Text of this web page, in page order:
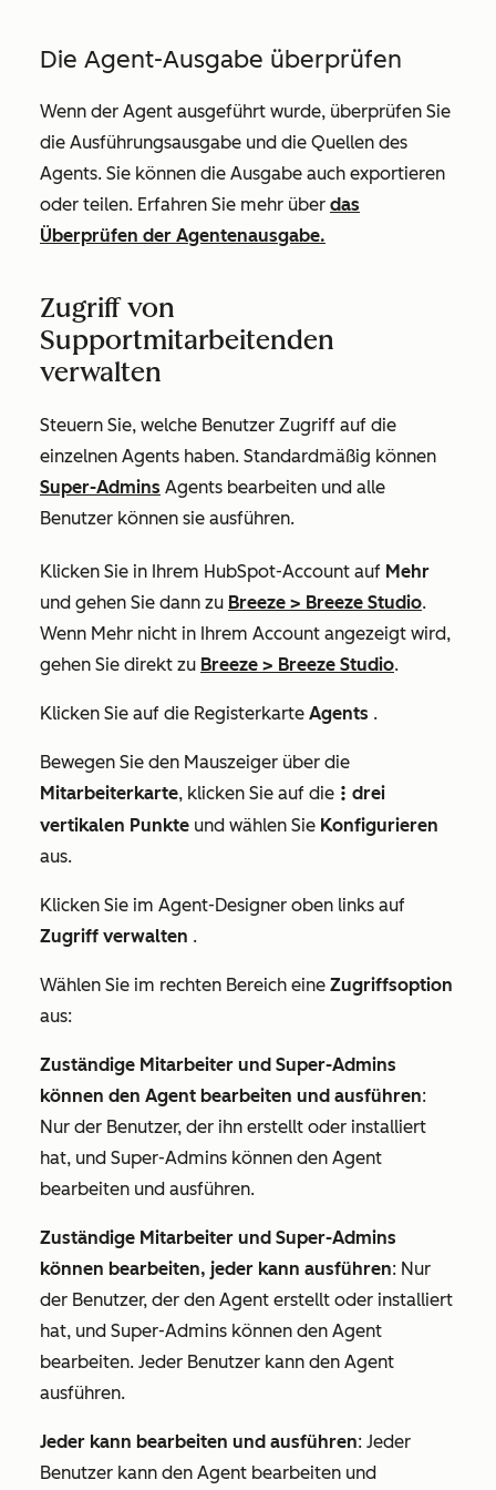
Die Agent-Ausgabe überprüfen
Wenn der Agent ausgeführt wurde, überprüfen Sie
die Ausführungsausgabe und die Quellen des
Agents. Sie können die Ausgabe auch exportieren
oder teilen. Erfahren Sie mehr über das
Überprüfen der Agentenausgabe.
Zugriff von
Supportmitarbeitenden
verwalten
Steuern Sie, welche Benutzer Zugriff auf die
einzelnen Agents haben. Standardmäßig können
Super-Admins Agents bearbeiten und alle
Benutzer können sie ausführen.
Klicken Sie in Ihrem HubSpot-Account auf Mehr
und gehen Sie dann zu Breeze > Breeze Studio.
Wenn Mehr nicht in Ihrem Account angezeigt wird,
gehen Sie direkt zu Breeze > Breeze Studio.
Klicken Sie auf die Registerkarte Agents .
Bewegen Sie den Mauszeiger über die
Mitarbeiterkarte, klicken Sie auf die verticalMenu drei
vertikalen Punkte und wählen Sie Konfigurieren
aus.
Klicken Sie im Agent-Designer oben links auf
Zugriff verwalten .
Wählen Sie im rechten Bereich eine Zugriffsoption
aus:
Zuständige Mitarbeiter und Super-Admins
können den Agent bearbeiten und ausführen:
Nur der Benutzer, der ihn erstellt oder installiert
hat, und Super-Admins können den Agent
bearbeiten und ausführen.
Zuständige Mitarbeiter und Super-Admins
können bearbeiten, jeder kann ausführen: Nur
der Benutzer, der den Agent erstellt oder installiert
hat, und Super-Admins können den Agent
bearbeiten. Jeder Benutzer kann den Agent
ausführen.
Jeder kann bearbeiten und ausführen: Jeder
Benutzer kann den Agent bearbeiten und